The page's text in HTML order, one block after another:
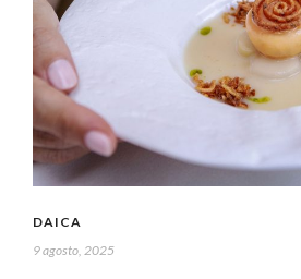
DAICA
9 agosto, 2025